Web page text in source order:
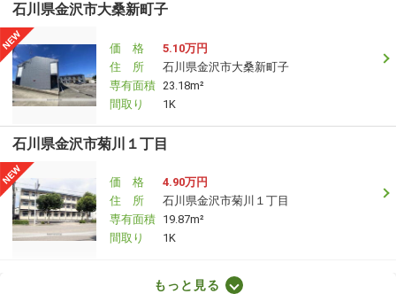
石川県金沢市大桑新町子
価 格
5.10万円
住 所
石川県金沢市大桑新町子
専有面積 23.18m²
間取り
1K
石川県金沢市菊川１丁目
価 格
4.90万円
住 所
石川県金沢市菊川１丁目
専有面積 19.87m²
間取り
1K
石川県河北郡内灘町白帆台２丁目
もっと見る